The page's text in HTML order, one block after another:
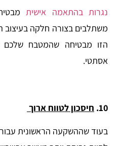
נגרות בהתאמה אישית
משתלבים בצורה חלקה
הזו מבטיחה שהמטבח שלכם
אסתטי.
10. חיסכון לטווח ארוך
בעוד שההשקעה הראשונית